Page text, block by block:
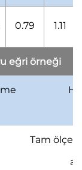
0.79 1.11
eğri örneği
Tam ölçek